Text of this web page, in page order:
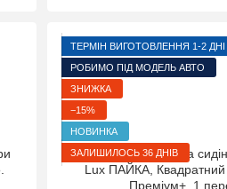
ТЕРМІН ВИГОТОВЛЕННЯ 1-2 ДНІ
РОБИМО ПІД МОДЕЛЬ АВТО
ЗНИЖКА
−15%
НОВИНКА
ЗАЛИШИЛОСЬ 36 ДНІВ